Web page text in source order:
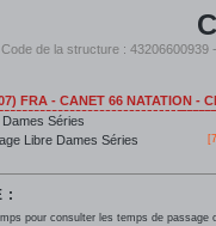
Code de la structure : 43206600939
FRA - CANET 66 NATATION -
Séries
Libre Dames Séries
:
pour consulter les temps de